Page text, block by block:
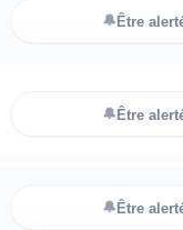
🔔Être
🔔Être
🔔Être